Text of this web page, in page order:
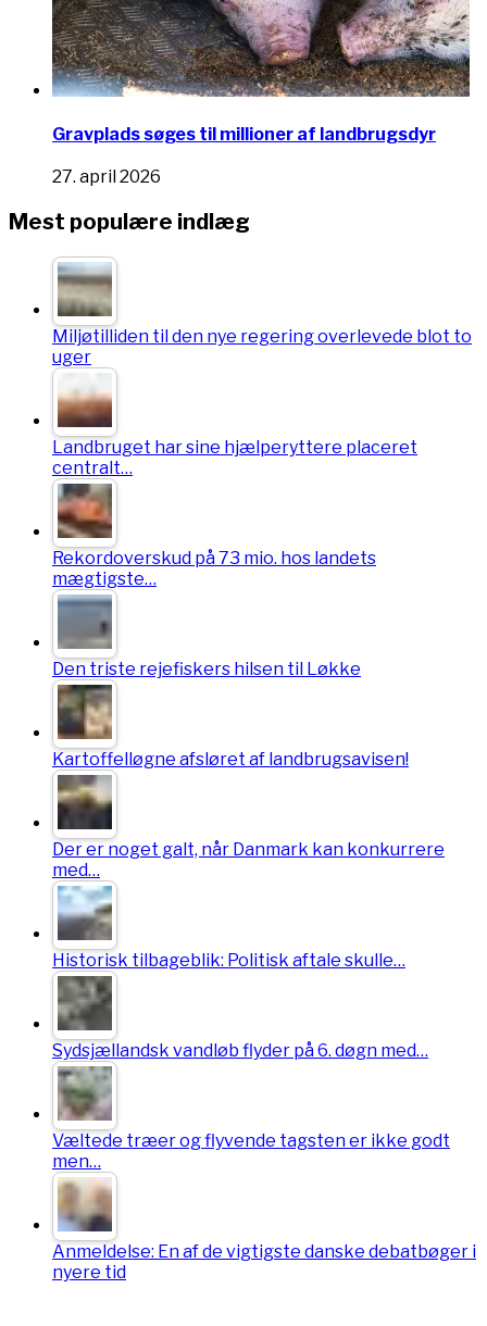
Gravplads søges til millioner af landbrugsdyr
27. april 2026
Mest populære indlæg
Miljøtilliden til den nye regering overlevede blot to
uger
Landbruget har sine hjælperyttere placeret
centralt…
Rekordoverskud på 73 mio. hos landets
mægtigste…
Den triste rejefiskers hilsen til Løkke
Kartoffelløgne afsløret af landbrugsavisen!
Der er noget galt, når Danmark kan konkurrere
med…
Historisk tilbageblik: Politisk aftale skulle…
Sydsjællandsk vandløb flyder på 6. døgn med…
Væltede træer og flyvende tagsten er ikke godt
men…
Anmeldelse: En af de vigtigste danske debatbøger i
nyere tid